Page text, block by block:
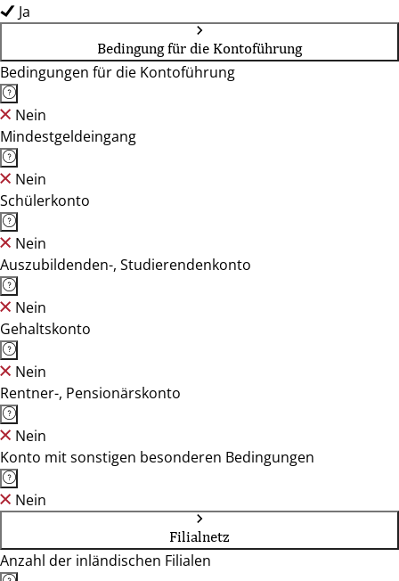
Ja
Bedingung für die Kontoführung
Bedingungen für die Kontoführung
Nein
Mindestgeldeingang
Nein
Schülerkonto
Nein
Auszubildenden-, Studierendenkonto
Nein
Gehaltskonto
Nein
Rentner-, Pensionärskonto
Nein
Konto mit sonstigen besonderen Bedingungen
Nein
Filialnetz
Anzahl der inländischen Filialen